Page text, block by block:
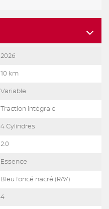
2026
10 km
Variable
Traction intégrale
4 Cylindres
2.0
Essence
Bleu foncé nacré (RAY)
4